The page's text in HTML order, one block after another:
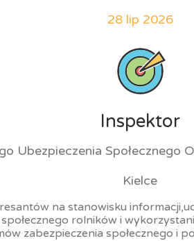
28 lip 2026
Inspektor
Ubezpieczenia Społecznego
Kielce
na stanowisku
rolników i
zabezpieczenia społecznego i